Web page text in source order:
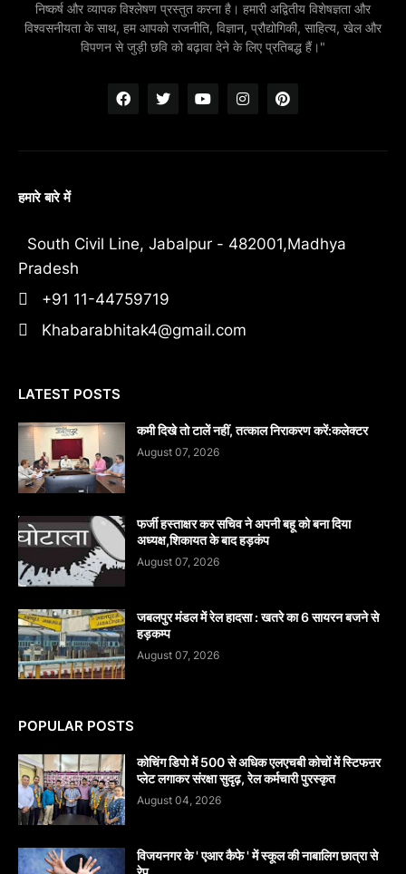
निष्कर्ष और व्यापक विश्लेषण प्रस्तुत करना है। हमारी अद्वितीय विशेषज्ञता और
विश्वसनीयता के साथ, हम आपको राजनीति, विज्ञान, प्रौद्योगिकी, साहित्य, खेल और
विपणन से जुड़ी छवि को बढ़ावा देने के लिए प्रतिबद्ध हैं।"
हमारे बारे में
South Civil Line, Jabalpur - 482001,Madhya
Pradesh
+91 11-44759719
Khabarabhitak4@gmail.com
LATEST POSTS
कमी दिखे तो टालें नहीं, तत्काल निराकरण करें:कलेक्टर
August 07, 2026
फर्जी हस्ताक्षर कर सचिव ने अपनी बहू को बना दिया
अध्यक्ष,शिकायत के बाद हड़कंप
August 07, 2026
जबलपुर मंडल में रेल हादसा : खतरे का 6 सायरन बजने से
हड़कम्प
August 07, 2026
POPULAR POSTS
कोचिंग डिपो में 500 से अधिक एलएचबी कोचों में स्टिफऩर
प्लेट लगाकर संरक्षा सुदृढ़, रेल कर्मचारी पुरस्कृत
August 04, 2026
विजयनगर के ' एआर कैफे ' में स्कूल की नाबालिग छात्रा से